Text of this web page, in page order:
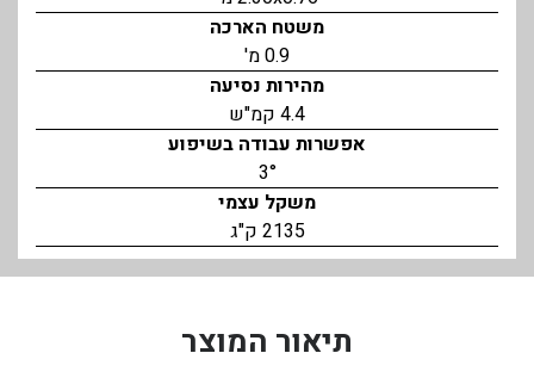
משטח הארכה
0.9 מ'
מהירות נסיעה
4.4 קמ"ש
אפשרות עבודה בשיפוע
3°
משקל עצמי
2135 ק"ג
תיאור המוצר